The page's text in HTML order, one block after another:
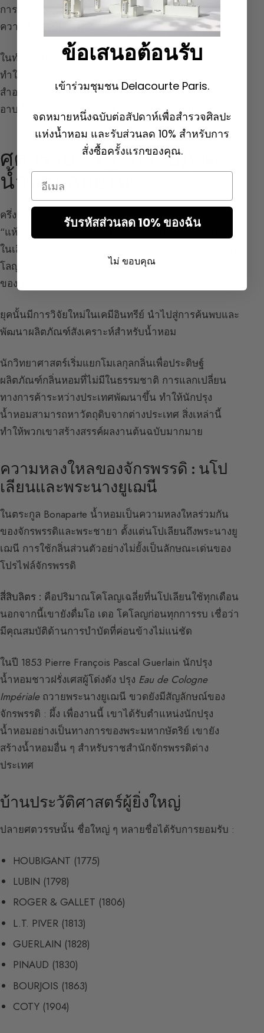
การบำบัด รวมถึงแพทย์จากคณะแพทย์ศาสตร์ Cologne
ความสำเร็จของผลิตภัณฑ์นี้เริ่มแพร่หลายไปทั่วยุโรป
ในทำนองเดียวกัน โซดาเทียมถูกค้นพบในปี 1791 และ
ทำให้สามารถสร้างสบู่ได้ ถือเป็นการปฏิวัติในโลกเครื่อง
สำอาง ตั้งแต่ปี 1880 Eugène Rimmel ผู้โด่งดังถือว่าสบู่
อาบน้ำเป็นหนึ่งในสาขาที่สำคัญที่สุดของความงาม
ศตวรรษที่ 19 : การปฏิวัติ
น้ำหอมสมัยใหม่
ครึ่งแรกของศตวรรษที่ 19 มีลักษณะเด่นด้วยน้ำหอม
“แห้ง” กล่าวคือ ผงหอมระเหยถูกขายเป็นถุงและนำไปใส่
ในเสื้อผ้าและวิก อย่างไรก็ตาม การเติบโตของโอ เดอ โค
โลญได้ทำลายแนวโน้มนี้และสร้างความสนใจในน้ำหอม
ของเหลว
ยุคนั้นมีการวิจัยใหม่ในเคมีอินทรีย์ นำไปสู่การค้นพบและ
พัฒนาผลิตภัณฑ์สังเคราะห์สำหรับน้ำหอม
นักวิทยาศาสตร์เริ่มแยกโมเลกุลกลิ่นเพื่อประดิษฐ์
ผลิตภัณฑ์กลิ่นหอมที่ไม่มีในธรรมชาติ การแลกเปลี่ยน
ทางการค้าระหว่างประเทศพัฒนาขึ้น ทำให้นักปรุง
น้ำหอมสามารถหาวัตถุดิบจากต่างประเทศ สิ่งเหล่านี้
ทำให้พวกเขาสร้างสรรค์ผลงานต้นฉบับมากมาย
ความหลงใหลของจักรพรรดิ : นโป
เลียนและพระนางยูเฌนี
ในตระกูล Bonaparte น้ำหอมเป็นความหลงใหลร่วมกัน
ของจักรพรรดิและพระชายา ตั้งแต่นโปเลียนถึงพระนางยู
เฌนี การใช้กลิ่นส่วนตัวอย่างไม่ยั้งเป็นลักษณะเด่นของ
โปรไฟล์จักรพรรดิ
สี่สิบลิตร : คือปริมาณโคโลญเฉลี่ยที่นโปเลียนใช้ทุกเดือน
นอกจากนี้เขายังดื่มโอ เดอ โคโลญก่อนทุกการรบ เชื่อว่า
มีคุณสมบัติด้านการบำบัดที่ค่อนข้างไม่แน่ชัด
ในปี 1853 Pierre François Pascal Guerlain นักปรุง
น้ำหอมชาวฝรั่งเศสผู้โด่งดัง ปรุง Eau de Cologne
Impérialeถวายพระนางยูเฌนี ขวดยังมีสัญลักษณ์ของ
จักรพรรดิ : ผึ้ง เพื่องานนี้ เขาได้รับตำแหน่งนักปรุง
น้ำหอมอย่างเป็นทางการของพระมหากษัตริย์ เขายัง
สร้างน้ำหอมอื่น ๆ สำหรับราชสำนักจักรพรรดิต่าง
ประเทศ
บ้านประวัติศาสตร์ผู้ยิ่งใหญ่
ปลายศตวรรษนั้น ชื่อใหญ่ ๆ หลายชื่อได้รับการยอมรับ :
HOUBIGANT (1775)
LUBIN (1798)
ROGER & GALLET (1806)
L.T. PIVER (1813)
GUERLAIN (1828)
PINAUD (1830)
BOURJOIS (1863)
COTY (1904)
ข้อเสนอต้อนรับ
เข้าร่วมชุมชน Delacourte Paris.
จดหมายหนึ่งฉบับต่อสัปดาห์เพื่อสำรวจศิลปะ
แห่งน้ำหอม และรับส่วนลด 10% สำหรับการ
สั่งซื้อครั้งแรกของคุณ.
Email
รับรหัสส่วนลด 10% ของฉัน
ไม่ ขอบคุณ